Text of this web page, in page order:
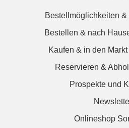
Bestellmöglichkeiten
Bestellen & nach
Kaufen & in den
Reservieren &
Prospekte und
Onlineshop